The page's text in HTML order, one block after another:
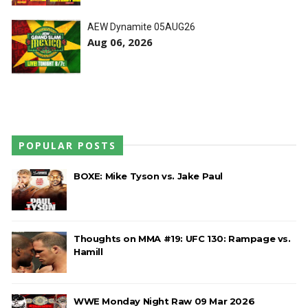
AEW: Samoa Joe faz tease de regresso no All In
SCSA867-Aug 07 2026
Agente livre de peso: Kairi Sane revela inúmeras
propostas após saída da WWE e pondera o
próximo passo
SCSA867-Aug 07 2026
WWE: Regresso de Stephanie Vaquer foi adiado
por várias semanas
AEW Dynamite 05AUG26
Aug 06, 2026
POPULAR POSTS
BOXE: Mike Tyson vs. Jake Paul
Thoughts on MMA #19: UFC 130: Rampage vs.
Hamill
WWE Monday Night Raw 09 Mar 2026